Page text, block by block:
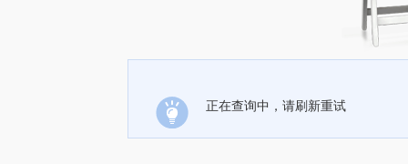
正在查询中，请刷新重试